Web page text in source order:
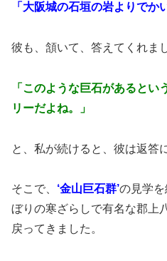
「大阪城の石垣の岩よりでか
彼も、頷いて、答えてくれま
「このような巨石があると
リーだよね。」
と、私が続けると、彼は返答
そこで、 ‘金山巨石群’の見学
ぼりの寒ざらしで有名な郡上
戻ってきました。